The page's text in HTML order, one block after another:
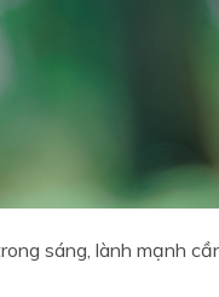
sáng, lành mạnh